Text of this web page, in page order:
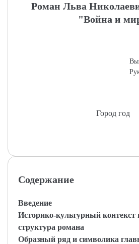
Роман Льва
"Война и
Город год
Содержание
Введение
Историко-культурный контекст
структура романа
Образный ряд и символика